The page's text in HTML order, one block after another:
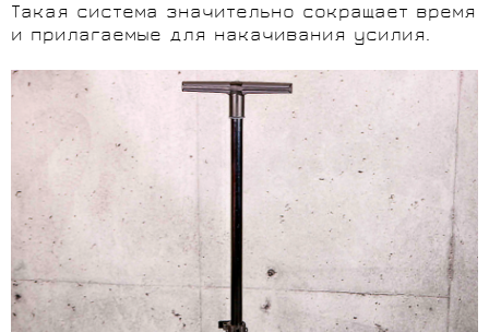
Такая система значительно сокращает время
и прилагаемые для накачивания усилия.